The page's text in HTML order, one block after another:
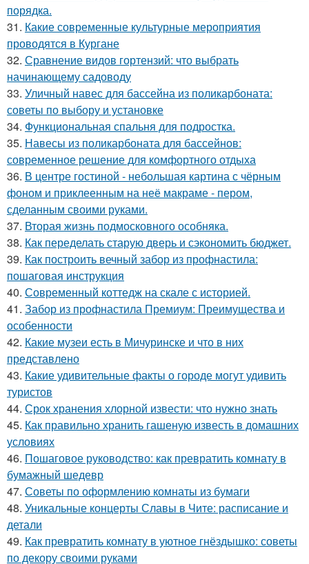
порядка.
31. Какие современные культурные мероприятия
проводятся в Кургане
32. Сравнение видов гортензий: что выбрать
начинающему садоводу
33. Уличный навес для бассейна из поликарбоната:
советы по выбору и установке
34. Функциональная спальня для подростка.
35. Навесы из поликарбоната для бассейнов:
современное решение для комфортного отдыха
36. В центре гостиной - небольшая картина с чёрным
фоном и приклеенным на неё макраме - пером,
сделанным своими руками.
37. Вторая жизнь подмосковного особняка.
38. Как переделать старую дверь и сэкономить бюджет.
39. Как построить вечный забор из профнастила:
пошаговая инструкция
40. Современный коттедж на скале с историей.
41. Забор из профнастила Премиум: Преимущества и
особенности
42. Какие музеи есть в Мичуринске и что в них
представлено
43. Какие удивительные факты о городе могут удивить
туристов
44. Срок хранения хлорной извести: что нужно знать
45. Как правильно хранить гашеную известь в домашних
условиях
46. Пошаговое руководство: как превратить комнату в
бумажный шедевр
47. Советы по оформлению комнаты из бумаги
48. Уникальные концерты Славы в Чите: расписание и
детали
49. Как превратить комнату в уютное гнёздышко: советы
по декору своими руками